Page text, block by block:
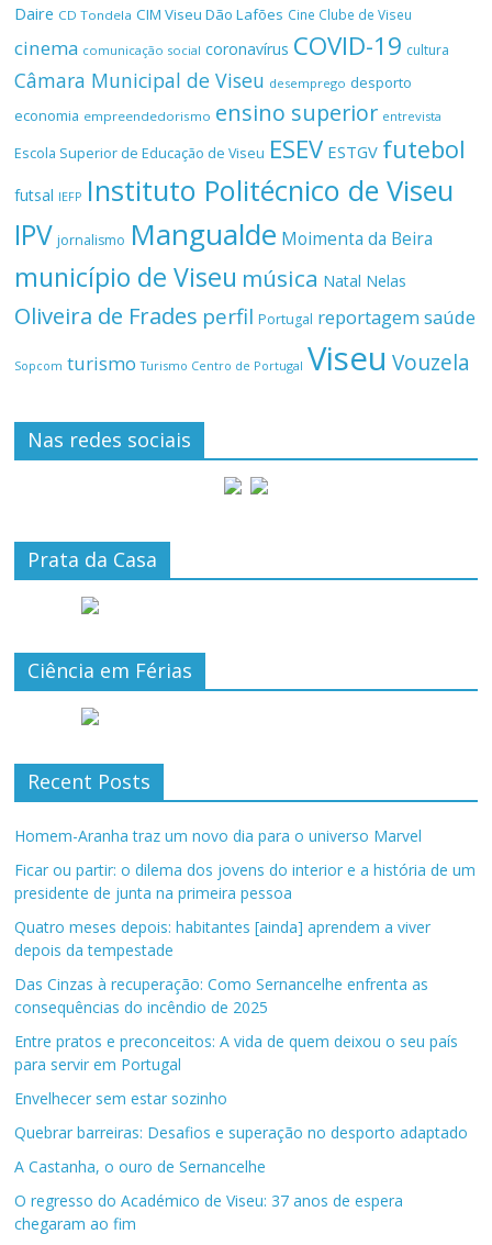
Daire CD Tondela CIM Viseu Dão Lafões Cine Clube de Viseu
cinema comunicação social coronavírus COVID-19 cultura
Câmara Municipal de Viseu desemprego desporto
economia empreendedorismo ensino superior entrevista
Escola Superior de Educação de Viseu ESEV ESTGV futebol
futsal IEFP Instituto Politécnico de Viseu
IPV jornalismo Mangualde Moimenta da Beira
município de Viseu música Natal Nelas
Oliveira de Frades perfil Portugal reportagemsaúde
Sopcom turismo Turismo Centro de Portugal Viseu Vouzela
Nas redes sociais
Prata da Casa
Ciência em Férias
Recent Posts
Homem-Aranha traz um novo dia para o universo Marvel
Ficar ou partir: o dilema dos jovens do interior e a história de um
presidente de junta na primeira pessoa
Quatro meses depois: habitantes [ainda] aprendem a viver
depois da tempestade
Das Cinzas à recuperação: Como Sernancelhe enfrenta as
consequências do incêndio de 2025
Entre pratos e preconceitos: A vida de quem deixou o seu país
para servir em Portugal
Envelhecer sem estar sozinho
Quebrar barreiras: Desafios e superação no desporto adaptado
A Castanha, o ouro de Sernancelhe
O regresso do Académico de Viseu: 37 anos de espera
chegaram ao fim